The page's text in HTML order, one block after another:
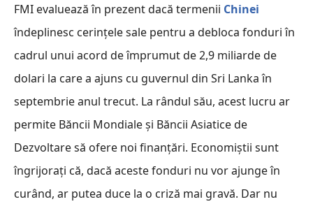
FMI evaluează în prezent dacă termenii Chinei
îndeplinesc cerințele sale pentru a debloca fonduri în
cadrul unui acord de împrumut de 2,9 miliarde de
dolari la care a ajuns cu guvernul din Sri Lanka în
septembrie anul trecut. La rândul său, acest lucru ar
permite Băncii Mondiale și Băncii Asiatice de
Dezvoltare să ofere noi finanțări. Economiștii sunt
îngrijorați că, dacă aceste fonduri nu vor ajunge în
curând, ar putea duce la o criză mai gravă. Dar nu